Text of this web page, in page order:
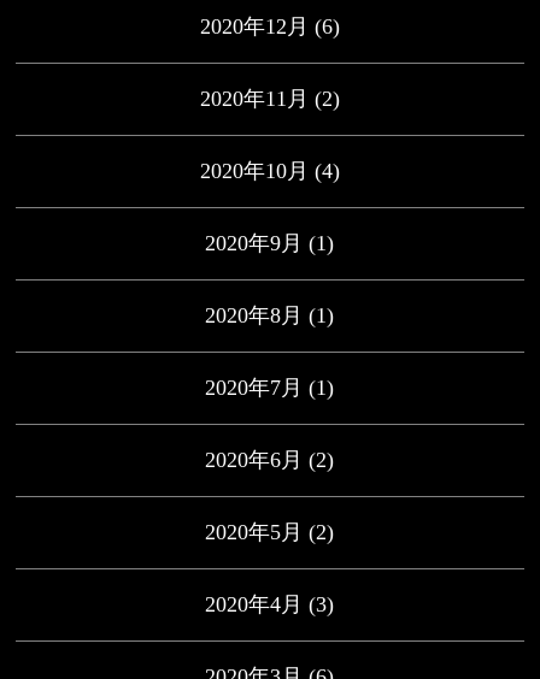
2020年12月 (6)
2020年11月 (2)
2020年10月 (4)
2020年9月 (1)
2020年8月 (1)
2020年7月 (1)
2020年6月 (2)
2020年5月 (2)
2020年4月 (3)